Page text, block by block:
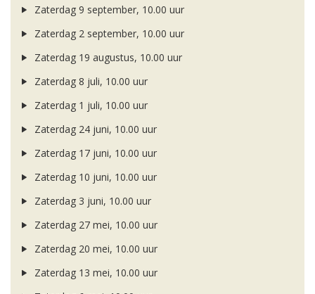
Zaterdag 9 september, 10.00 uur
Zaterdag 2 september, 10.00 uur
Zaterdag 19 augustus, 10.00 uur
Zaterdag 8 juli, 10.00 uur
Zaterdag 1 juli, 10.00 uur
Zaterdag 24 juni, 10.00 uur
Zaterdag 17 juni, 10.00 uur
Zaterdag 10 juni, 10.00 uur
Zaterdag 3 juni, 10.00 uur
Zaterdag 27 mei, 10.00 uur
Zaterdag 20 mei, 10.00 uur
Zaterdag 13 mei, 10.00 uur